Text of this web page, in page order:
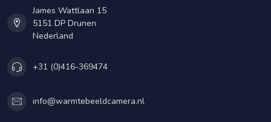
James Wattlaan 15
5151 DP Drunen
Nederland
+31 (0)416-369474
info@warmtebeeldcamera.nl